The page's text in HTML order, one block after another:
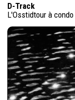
D-Track
L'Osstidtour à condo